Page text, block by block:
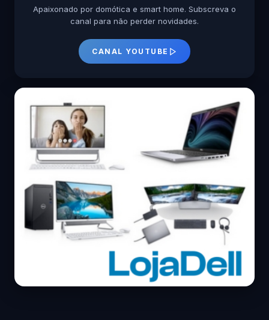
Apaixonado por domótica e smart home. Subscreva o
canal para não perder novidades.
CANAL YOUTUBE